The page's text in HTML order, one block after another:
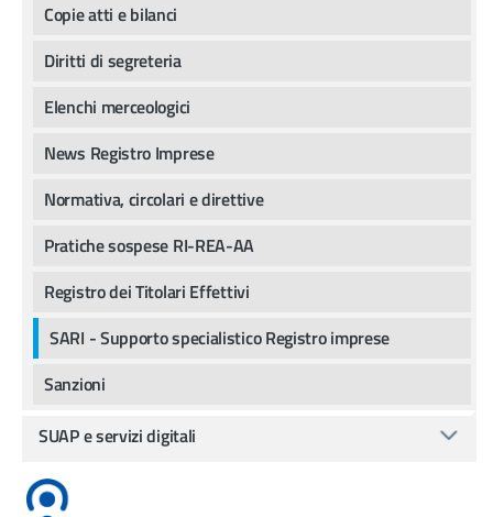
Copie atti e bilanci
Diritti di segreteria
Elenchi merceologici
News Registro Imprese
Normativa, circolari e direttive
Pratiche sospese RI-REA-AA
Registro dei Titolari Effettivi
SARI - Supporto specialistico Registro imprese
Sanzioni
SUAP e servizi digitali